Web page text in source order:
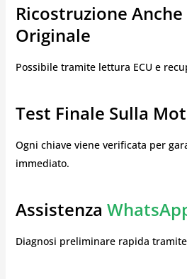
Ricostruzione Anche
Originale
Possibile tramite lettura ECU e
Test Finale Sulla
Ogni chiave viene verificata per
immediato.
Assistenza
Diagnosi preliminare rapida